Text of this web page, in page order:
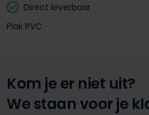
Direct leverbaar
Plak PVC
Kom je er niet uit?
We staan voor je